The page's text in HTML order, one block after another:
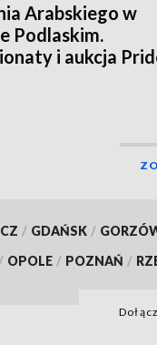
Arabskiego w
Podlaskim.
i aukcja
/ GDAŃSK /
/ OPOLE / POZNAŃ /